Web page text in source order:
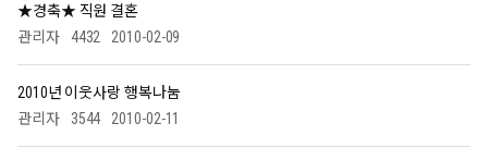
★경축★ 직원 결혼
관리자
4432 2010-02-09
2010년 이웃사랑 행복나눔
관리자
3544 2010-02-11